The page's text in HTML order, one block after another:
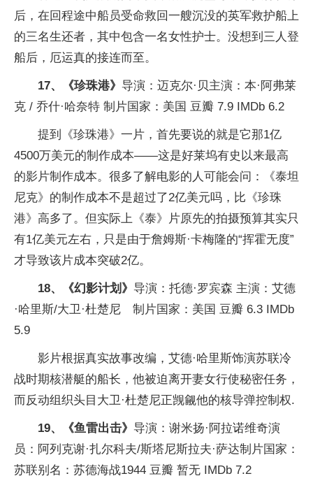
后，在回程途中船员受命救回一艘沉没的英军救护船上
的三名生还者，其中包含一名女性护士。没想到三人登
船后，厄运真的接连而至。
17、《珍珠港》 导演：迈克尔·贝主演：本·阿弗莱
克 / 乔什·哈奈特 制片国家：美国 豆瓣 7.9 IMDb 6.2
提到《珍珠港》一片，首先要说的就是它那1亿
4500万美元的制作成本——这是好莱坞有史以来最高
的影片制作成本。很多了解电影的人可能会问：《泰坦
尼克》的制作成本不是超过了2亿美元吗，比《珍珠
港》高多了。但实际上《泰》片原先的拍摄预算其实只
有1亿美元左右，只是由于詹姆斯·卡梅隆的“挥霍无度”
才导致该片成本突破2亿。
18、《幻影计划》 导演：托德·罗宾森 主演：艾德
·哈里斯/大卫·杜楚尼 制片国家：美国 豆瓣 6.3 IMDb
5.9
影片根据真实故事改编，艾德·哈里斯饰演苏联冷
战时期核潜艇的船长，他被迫离开妻女行使秘密任务，
而反动组织头目大卫·杜楚尼正觊觎他的核导弹控制权.
19、《鱼雷出击》 导演：谢米扬·阿拉诺维奇演
员：阿列克谢·扎尔科夫/斯塔尼斯拉夫·萨达制片国家：
苏联别名：苏德海战1944 豆瓣 暂无 IMDb 7.2